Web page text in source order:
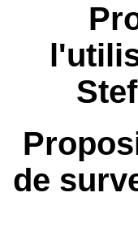
de